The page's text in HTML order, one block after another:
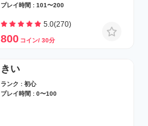
プレイ時間 : 101〜200
5.0(270)
800 コイン/ 30分
きい
ランク : 初心
プレイ時間 : 0〜100